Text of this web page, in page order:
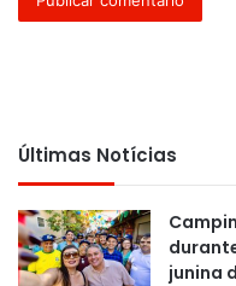
Últimas Notícias
junina